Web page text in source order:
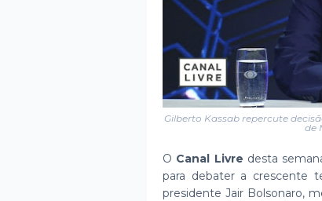
Gilberto Kassab repercute
de
O Canal Livre desta
para debater a crescente
presidente Jair Bolsonaro,